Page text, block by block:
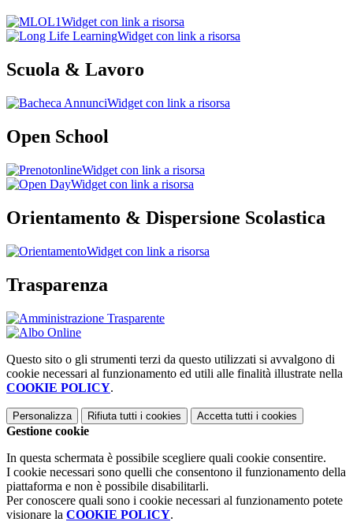
Widget con link a risorsa
Widget con link a risorsa
Scuola & Lavoro
Widget con link a risorsa
Open School
Widget con link a risorsa
Widget con link a risorsa
Orientamento & Dispersione Scolastica
Widget con link a risorsa
Trasparenza
Questo sito o gli strumenti terzi da questo utilizzati si avvalgono di
cookie necessari al funzionamento ed utili alle finalità illustrate nella
COOKIE POLICY.
Personalizza Rifiuta tutti i cookies Accetta tutti i cookies
Gestione cookie
In questa schermata è possibile scegliere quali cookie consentire.
I cookie necessari sono quelli che consentono il funzionamento della
piattaforma e non è possibile disabilitarli.
Per conoscere quali sono i cookie necessari al funzionamento potete
visionare la COOKIE POLICY.